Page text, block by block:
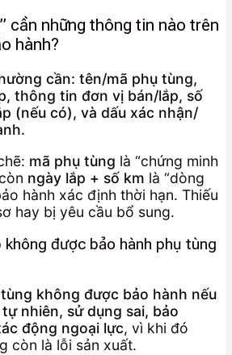
cần những thông tin nào trên
hành?
cần: tên/mã phụ tùng,
thông tin đơn vị bán/lắp, số
(nếu có), và dấu xác nhận/
mã phụ tùng là “chứng minh
ngày lắp + số km là “dòng
hành xác định thời hạn. Thiếu
hay bị yêu cầu bổ sung.
không được bảo hành phụ tùng
không được bảo hành nếu
nhiên, sử dụng sai, bảo
động ngoại lực, vì khi đó
còn là lỗi sản xuất.